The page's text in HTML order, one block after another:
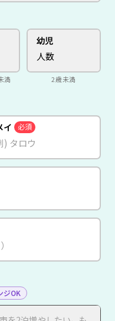
満
幼児
2歳未満
イ 必須
ジOK